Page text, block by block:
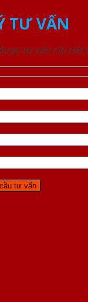
TƯ VẤN
tư vấn chi tiết